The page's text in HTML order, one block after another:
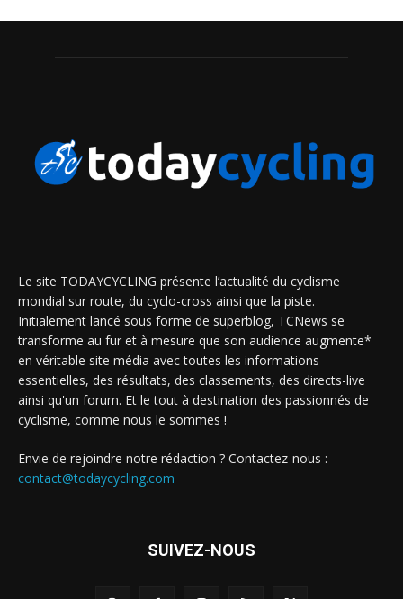
Le site TODAYCYCLING présente l’actualité du cyclisme
mondial sur route, du cyclo-cross ainsi que la piste.
Initialement lancé sous forme de superblog, TCNews se
transforme au fur et à mesure que son audience augmente*
en véritable site média avec toutes les informations
essentielles, des résultats, des classements, des directs-live
ainsi qu'un forum. Et le tout à destination des passionnés de
cyclisme, comme nous le sommes !
Envie de rejoindre notre rédaction ? Contactez-nous :
contact@todaycycling.com
SUIVEZ-NOUS